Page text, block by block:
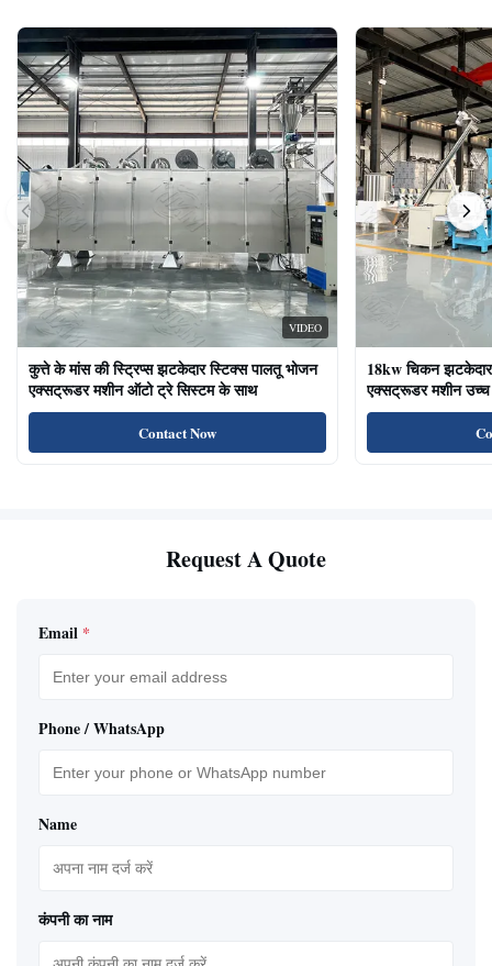
VIDEO
कुत्ते के मांस की स्ट्रिप्स झटकेदार स्टिक्स पालतू भोजन
एक्सट्रूडर मशीन ऑटो ट्रे सिस्टम के साथ
Contact Now
18kw चिकन झटकेदार
एक्सट्रूडर मशीन उच्च
का भोजन बिल्ली के
Request A Quote
Email *
Phone / WhatsApp
Name
कंपनी का नाम